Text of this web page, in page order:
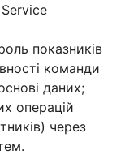
показників
команди
даних;
операцій
через